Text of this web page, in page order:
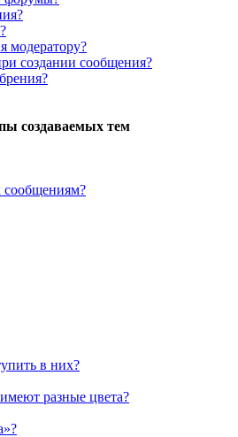
модератору?
создании сообщения?
создаваемых тем
сообщениям?
в них?
разные цвета?